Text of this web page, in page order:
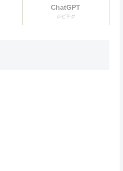
ChatGPT
ジピテク